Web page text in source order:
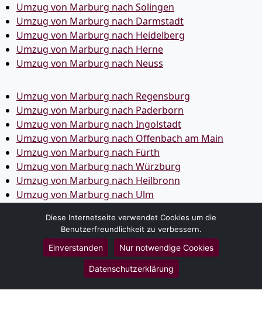
Umzug von Marburg nach Solingen
Umzug von Marburg nach Darmstadt
Umzug von Marburg nach Heidelberg
Umzug von Marburg nach Herne
Umzug von Marburg nach Neuss
Umzug von Marburg nach Regensburg
Umzug von Marburg nach Paderborn
Umzug von Marburg nach Ingolstadt
Umzug von Marburg nach Offenbach am Main
Umzug von Marburg nach Fürth
Umzug von Marburg nach Würzburg
Umzug von Marburg nach Heilbronn
Umzug von Marburg nach Ulm
Umzug von Marburg nach Wolfsburg
Umzug von Marburg nach Bottrop
Umzug von Marburg nach Göttingen
Umzug von Marburg nach Reutlingen
Umzug von Marburg nach Bremer­haven
Umzug von Marburg nach Koblenz
Diese Internetseite verwendet Cookies um die
Benutzerfreundlichkeit zu verbessern.
Einverstanden Nur notwendige Cookies
Datenschutzerklärung